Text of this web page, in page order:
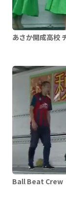
あさか開成高校
Ball Beat Crew